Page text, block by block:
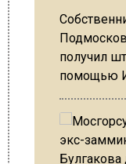
получил
помощью